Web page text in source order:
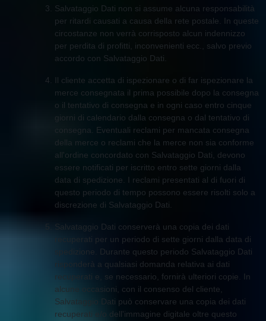
Salvataggio Dati non si assume alcuna responsabilità
per ritardi causati a causa della rete postale. In queste
circostanze non verrà corrisposto alcun indennizzo
per perdita di profitti, inconvenienti ecc., salvo previo
accordo con Salvataggio Dati.
Il cliente accetta di ispezionare o di far ispezionare la
merce consegnata il prima possibile dopo la consegna
o il tentativo di consegna e in ogni caso entro cinque
giorni di calendario dalla consegna o dal tentativo di
consegna. Eventuali reclami per mancata consegna
della merce o reclami che la merce non sia conforme
all'ordine concordato con Salvataggio Dati, devono
essere notificati per iscritto entro sette giorni dalla
data di spedizione. I reclami presentati al di fuori di
questo periodo di tempo possono essere risolti solo a
discrezione di Salvataggio Dati.
Salvataggio Dati conserverà una copia dei dati
recuperati per un periodo di sette giorni dalla data di
spedizione. Durante questo periodo Salvataggio Dati
risponderà a qualsiasi domanda relativa ai dati
recuperati e, se necessario, fornirà ulteriori copie. In
alcune occasioni, con il consenso del cliente,
Salvataggio Dati può conservare una copia dei dati
recuperati e/o dell'immagine digitale oltre questo